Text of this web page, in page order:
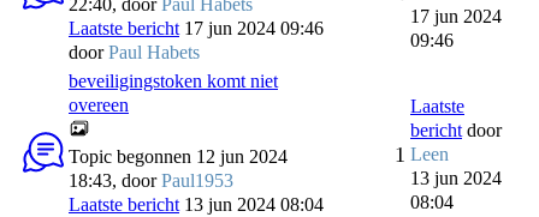
22:40, doorPaul Habets
Laatste bericht 17 jun 2024 09:46
doorPaul Habets
17 jun 2024
09:46
beveiligingstoken komt niet
overeen
Topic begonnen 12 jun 2024
18:43, doorPaul1953
Laatste bericht 13 jun 2024 08:04
1
Laatste
bericht door
Leen
13 jun 2024
08:04